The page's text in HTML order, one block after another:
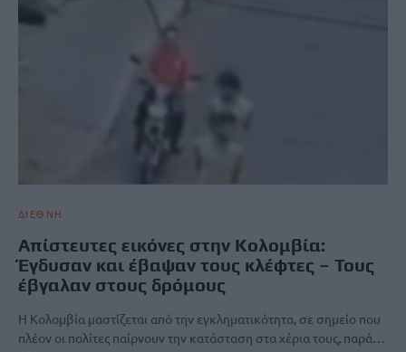
ΔΙΕΘΝΗ
Απίστευτες εικόνες στην Κολομβία:
Έγδυσαν και έβαψαν τους κλέφτες – Τους
έβγαλαν στους δρόμους
Η Κολομβία μαστίζεται από την εγκληματικότητα, σε σημείο που
πλέον οι πολίτες παίρνουν την κατάσταση στα χέρια τους, παρά…